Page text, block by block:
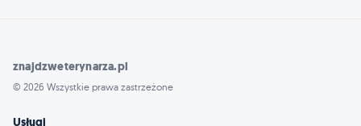
znajdzweterynarza.pl
© 2026 Wszystkie prawa zastrzeżone
Usługi